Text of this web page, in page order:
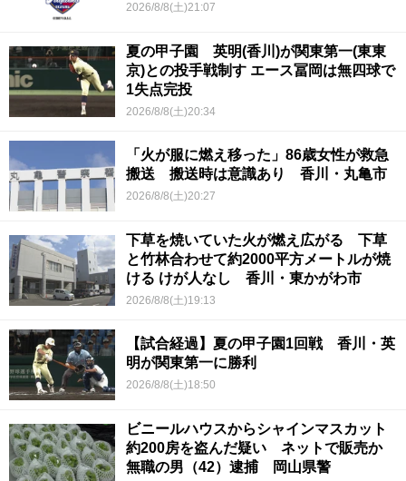
2026/8/8(土)21:07
夏の甲子園 英明(香川)が関東第一(東東
京)との投手戦制す エース冨岡は無四球で
1失点完投
2026/8/8(土)20:34
「火が服に燃え移った」86歳女性が救急
搬送 搬送時は意識あり 香川・丸亀市
2026/8/8(土)20:27
下草を焼いていた火が燃え広がる 下草
と竹林合わせて約2000平方メートルが焼
ける けが人なし 香川・東かがわ市
2026/8/8(土)19:13
【試合経過】夏の甲子園1回戦 香川・英
明が関東第一に勝利
2026/8/8(土)18:50
ビニールハウスからシャインマスカット
約200房を盗んだ疑い ネットで販売か
無職の男（42）逮捕 岡山県警